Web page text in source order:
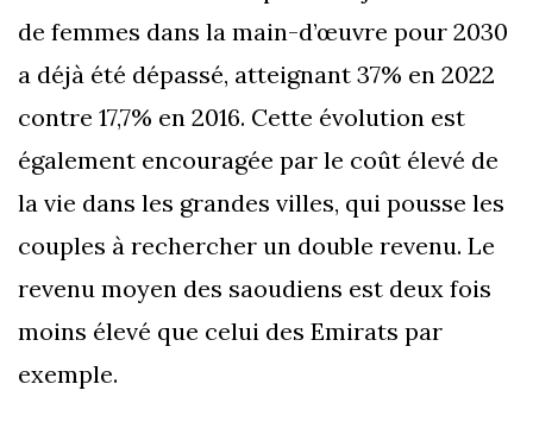
de femmes dans la main-d’œuvre pour 2030
a déjà été dépassé, atteignant 37% en 2022
contre 17,7% en 2016. Cette évolution est
également encouragée par le coût élevé de
la vie dans les grandes villes, qui pousse les
couples à rechercher un double revenu. Le
revenu moyen des saoudiens est deux fois
moins élevé que celui des Emirats par
exemple.